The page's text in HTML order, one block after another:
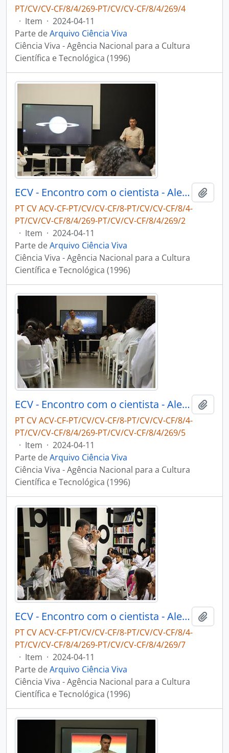
PT/CV/CV-CF/8/4/269-PT/CV/CV-CF/8/4/269/4
· Item · 2024-04-11
Parte deArquivo Ciência Viva
Ciência Viva - Agência Nacional para a Cultura
Científica e Tecnológica (1996)
ECV - Encontro com o cientista - Alexandre Cabral
PT CV ACV-CF-PT/CV/CV-CF/8-PT/CV/CV-CF/8/4-
PT/CV/CV-CF/8/4/269-PT/CV/CV-CF/8/4/269/2
· Item · 2024-04-11
Parte deArquivo Ciência Viva
Ciência Viva - Agência Nacional para a Cultura
Científica e Tecnológica (1996)
ECV - Encontro com o cientista - Alexandre Cabral
PT CV ACV-CF-PT/CV/CV-CF/8-PT/CV/CV-CF/8/4-
PT/CV/CV-CF/8/4/269-PT/CV/CV-CF/8/4/269/5
· Item · 2024-04-11
Parte deArquivo Ciência Viva
Ciência Viva - Agência Nacional para a Cultura
Científica e Tecnológica (1996)
ECV - Encontro com o cientista - Alexandre Cabral
PT CV ACV-CF-PT/CV/CV-CF/8-PT/CV/CV-CF/8/4-
PT/CV/CV-CF/8/4/269-PT/CV/CV-CF/8/4/269/7
· Item · 2024-04-11
Parte deArquivo Ciência Viva
Ciência Viva - Agência Nacional para a Cultura
Científica e Tecnológica (1996)